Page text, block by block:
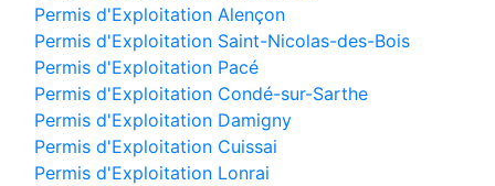
Permis d'Exploitation Alençon
Permis d'Exploitation Saint-Nicolas-des-Bois
Permis d'Exploitation Pacé
Permis d'Exploitation Condé-sur-Sarthe
Permis d'Exploitation Damigny
Permis d'Exploitation Cuissai
Permis d'Exploitation Lonrai